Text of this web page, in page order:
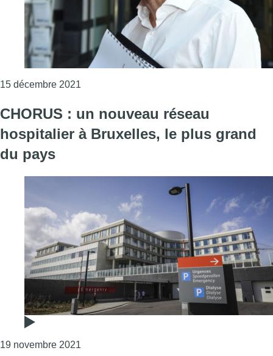
15 décembre 2021
CHORUS : un nouveau réseau
hospitalier à Bruxelles, le plus grand
du pays
19 novembre 2021